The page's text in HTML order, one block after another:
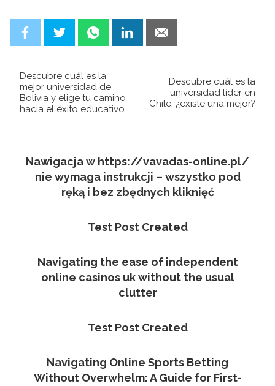
Descubre cuál es la
mejor universidad de
Bolivia y elige tu camino
hacia el éxito educativo
Descubre cuál es la
universidad líder en
Chile: ¿existe una mejor?
Nawigacja w https://vavadas-online.pl/
nie wymaga instrukcji – wszystko pod
ręką i bez zbędnych kliknięć
Test Post Created
Navigating the ease of independent
online casinos uk without the usual
clutter
Test Post Created
Navigating Online Sports Betting
Without Overwhelm: A Guide for First-